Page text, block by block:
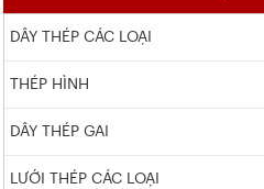
DÂY THÉP CÁC LOẠI
THÉP HÌNH
DÂY THÉP GAI
LƯỚI THÉP CÁC LOẠI